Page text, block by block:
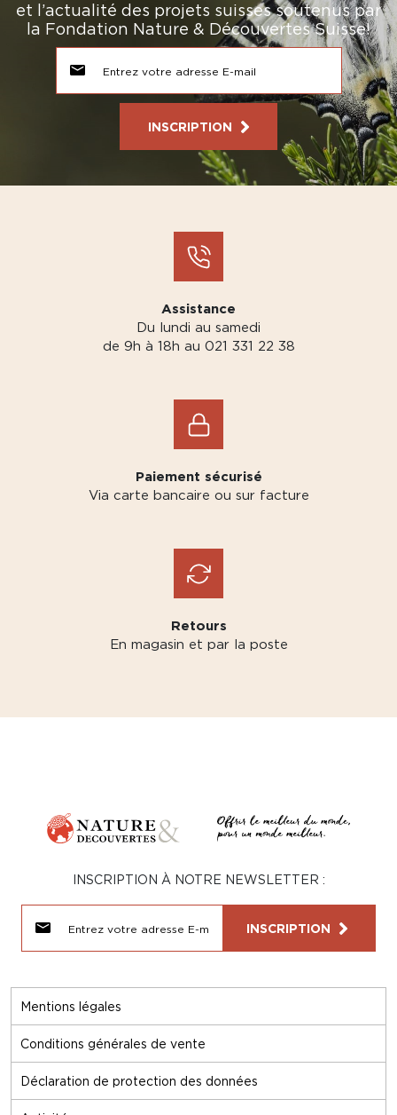
et l’actualité des projets suisses soutenus par
la Fondation Nature & Découvertes Suisse!
INSCRIPTION
Assistance
Du lundi au samedi
de 9h à 18h au 021 331 22 38
Paiement sécurisé
Via carte bancaire ou sur facture
Retours
En magasin et par la poste
Mentions légales
Conditions générales de vente
Déclaration de protection des données
INSCRIPTION À NOTRE NEWSLETTER :
INSCRIPTION